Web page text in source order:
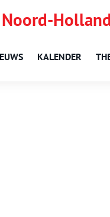
KALENDER